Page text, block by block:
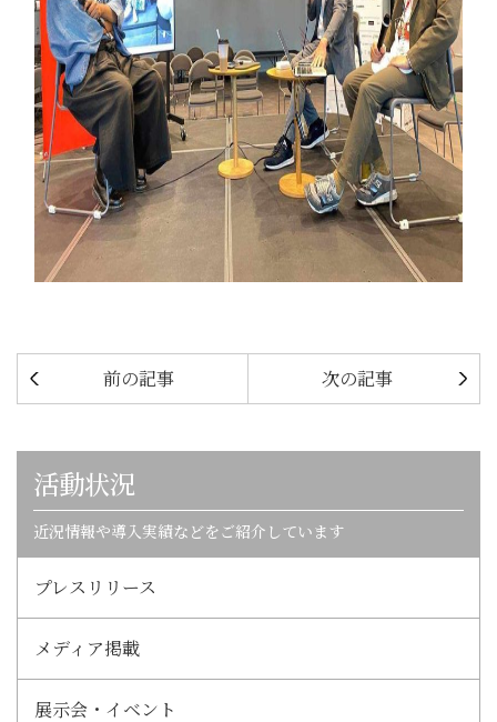
前の記事 次の記事
活動状況
近況情報や導入実績などをご紹介しています
プレスリリース
メディア掲載
展示会・イベント